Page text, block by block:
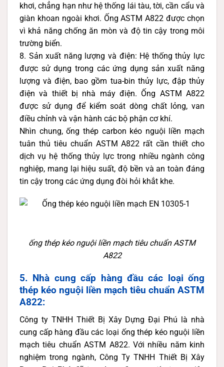
khơi, chẳng hạn như hệ thống lái tàu, tời, cần cẩu và
giàn khoan ngoài khơi. Ống ASTM A822 được chọn
vì khả năng chống ăn mòn và độ tin cậy trong môi
trường biển.
8. Sản xuất năng lượng và điện: Hệ thống thủy lực
được sử dụng trong các ứng dụng sản xuất năng
lượng và điện, bao gồm tua-bin thủy lực, đập thủy
điện và thiết bị nhà máy điện. Ống ASTM A822
được sử dụng để kiểm soát dòng chất lỏng, van
điều chỉnh và vận hành các bộ phận cơ khí.
Nhìn chung, ống thép carbon kéo nguội liền mạch
tuân thủ tiêu chuẩn ASTM A822 rất cần thiết cho
dịch vụ hệ thống thủy lực trong nhiều ngành công
nghiệp, mang lại hiệu suất, độ bền và an toàn đáng
tin cậy trong các ứng dụng đòi hỏi khắt khe.
ống thép kéo nguội liền mạch tiêu chuẩn ASTM
A822
5. Nhà cung cấp hàng đầu các loại ống
thép kéo nguội liền mạch tiêu chuẩn ASTM
A822:
Công ty TNHH Thiết Bị Xây Dựng Đại Phú là nhà
cung cấp hàng đầu các loại ống thép kéo nguội liền
mạch tiêu chuẩn ASTM A822. Với nhiều năm kinh
nghiệm trong ngành, Công Ty TNHH Thiết Bị Xây